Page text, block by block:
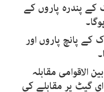
کے پندرہ پاروں کے
کے پانچ پاروں اور
الاقوامی مقابلہ
گیٹ پر مقابلے کی